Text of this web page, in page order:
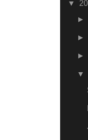
▼
▼